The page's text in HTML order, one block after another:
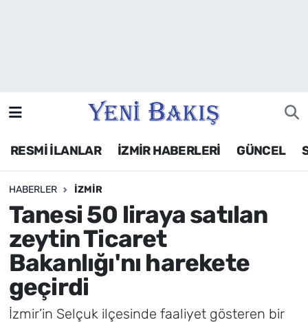
RESMİ İLANLAR İZMİR HABERLERİ GÜNCEL
HABERLER İZMIR
Tanesi 50 liraya satılan
zeytin Ticaret
Bakanlığı'nı harekete
geçirdi
İzmir’in Selçuk ilçesinde faaliyet gösteren bir
Siyaset
Asayiş / Polis-Adliye
Spor
Magazin
Foto Galeri